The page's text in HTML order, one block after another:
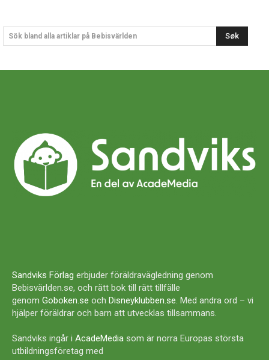
Sök bland alla artiklar på Bebisvärlden Søk
Sandviks Förlag erbjuder föräldravägledning genom
Bebisvärlden.se, och rätt bok till rätt tillfälle
genom Goboken.se och Disneyklubben.se. Med andra ord – vi
hjälper föräldrar och barn att utvecklas tillsammans.
Sandviks ingår i AcadeMedia som är norra Europas största
utbildningsföretag med